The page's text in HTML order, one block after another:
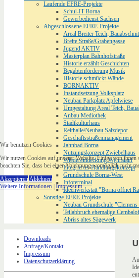
Laufende EFRE-Projekte
Schul-IT Borna
Gewerbedienst Sachsen
Abgeschlossene EFRE-Projekte
Areal Breiter Teich,
Breite Straße/Grabengasse
Jugend AKTIV
Masterplan Bahnhofstraße
Historie erzählt Geschichten
Begabtenförderung Musik
Historie schmückt Wände
BORNAKTIV
Instandsetzung Volksplatz
Neubau Parkplatz Apfelwiese
Umgestaltung Areal Teich,
Anbau Mediothek
Stadtkulturhaus
Reithalle/Neubau Salzdepot
Geschäftsstraßenmanagement
Jahnbad Borna
Nutzungskonzept Zwiebelhaus
Wiederentdeckung Wyhralauf
Integriertes Handlungskonzept
Grundschule Borna-West
Infoterminal
Ideenwerkstatt "Borna öffnet
Sonstige EFRE-Projekte
Neubau Grundschule
Teilabbruch ehemalige
Abriss altes Sägewerk
Downloads
Anfrage/Kontakt
Impressum
Datenschutzerklärung
Wir benutzen Cookies
Wir nutzen Cookies auf unserer Website. Einige von
beachten Sie, dass bei einer Ablehnung womöglich nicht
Akzeptieren Ablehnen
Weitere Informationen | Impressum